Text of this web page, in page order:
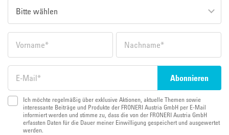
Ich möchte regelmäßig über exklusive Aktionen, aktuelle Themen sowie
interessante Beiträge und Produkte der FRONERI Austria GmbH per E-Mail
informiert werden und stimme zu, dass die von der FRONERI Austria GmbH
erfassten Daten für die Dauer meiner Einwilligung gespeichert und ausgewertet
werden.